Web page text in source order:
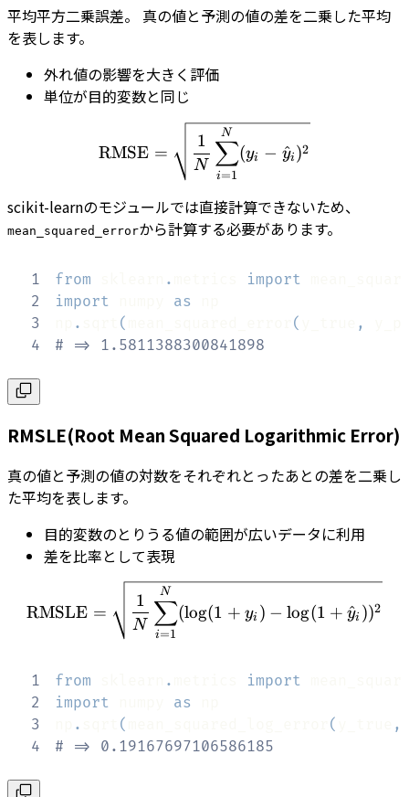
平均平方二乗誤差。 真の値と予測の値の差を二乗した平均
を表します。
外れ値の影響を大きく評価
単位が目的変数と同じ
\textrm{RMSE} =
RMSE =
N
1
i=1
∑
N
(yi − y
^i )2
scikit-learnのモジュールでは直接計算できないため、
mean_squared_errorから計算する必要があります。
1 from .
import
2
import as
3
. ( ( ,
4
# => 1.5811388300841898
RMSLE(Root Mean Squared Logarithmic Error)
真の値と予測の値の対数をそれぞれとったあとの差を二乗し
た平均を表します。
目的変数のとりうる値の範囲が広いデータに利用
差を比率として表現
RMSLE =
N
1
i=1
∑
N
(log(1 + yi ) − log(1 + y
^i ))2
1 from .
import
2
import as
3
. ( ( ,
4
# => 0.19167697106586185